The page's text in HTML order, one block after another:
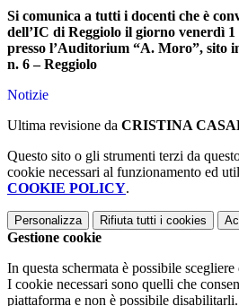
Si comunica a tutti i docenti che è
dell’IC di Reggiolo il giorno venerdì 1
presso l’Auditorium “A. Moro”, sito
n. 6 – Reggiolo
Notizie
Ultima revisione da CRISTINA
Questo sito o gli strumenti terzi da
cookie necessari al funzionamento ed
COOKIE POLICY.
Personalizza Rifiuta tutti i cookies
Gestione cookie
In questa schermata è possibile
I cookie necessari sono quelli che
piattaforma e non è possibile disabilitarli.